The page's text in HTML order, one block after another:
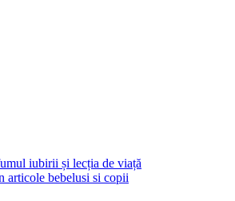
iubirii și lecția de viață
articole bebelusi si copii